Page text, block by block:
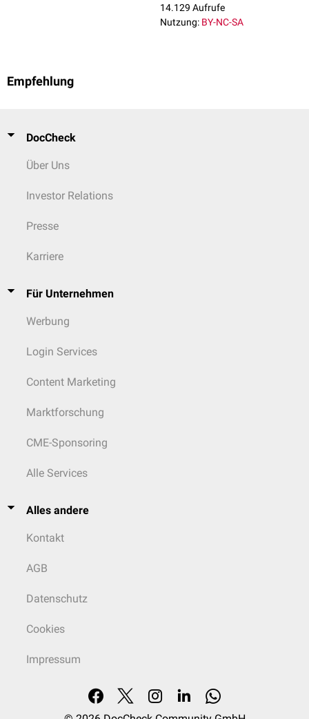
14.129 Aufrufe
Nutzung: BY-NC-SA
Empfehlung
DocCheck
Über Uns
Investor Relations
Presse
Karriere
Für Unternehmen
Werbung
Login Services
Content Marketing
Marktforschung
CME-Sponsoring
Alle Services
Alles andere
Kontakt
AGB
Datenschutz
Cookies
Impressum